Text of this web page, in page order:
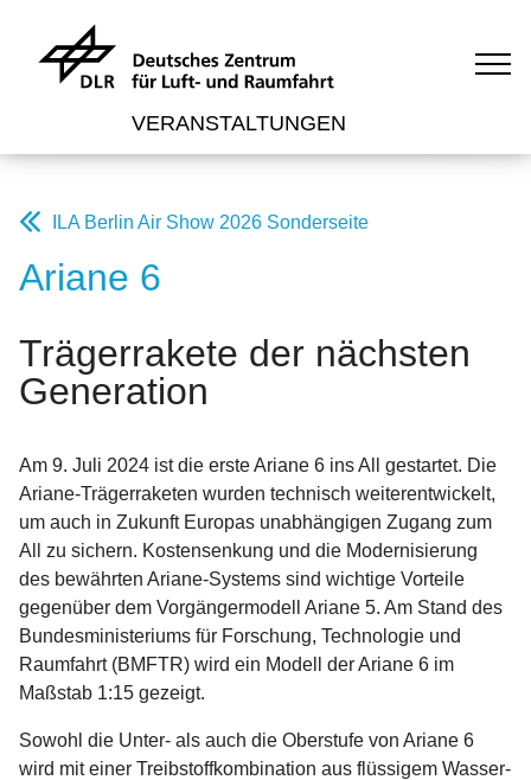
VERANSTALTUNGEN
ILA Berlin Air Show 2026 Sonderseite
Ariane 6
Trägerrakete der nächsten
Generation
Am 9. Juli 2024 ist die erste Ariane 6 ins All gestartet. Die
Ariane-Trägerraketen wurden technisch weiterentwickelt,
um auch in Zukunft Europas unabhängigen Zugang zum
All zu sichern. Kostensenkung und die Modernisierung
des bewährten Ariane-Systems sind wichtige Vorteile
gegenüber dem Vorgängermodell Ariane 5. Am Stand des
Bundesministeriums für Forschung, Technologie und
Raumfahrt (BMFTR) wird ein Modell der Ariane 6 im
Maßstab 1:15 gezeigt.
Sowohl die Unter- als auch die Oberstufe von Ariane 6
wird mit einer Treibstoffkombination aus flüssigem Wasser-